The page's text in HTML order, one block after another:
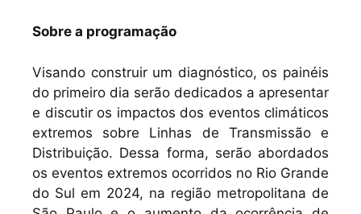
Sobre a programação
Visando construir um diagnóstico, os painéis
do primeiro dia serão dedicados a apresentar
e discutir os impactos dos eventos climáticos
extremos sobre Linhas de Transmissão e
Distribuição. Dessa forma, serão abordados
os eventos extremos ocorridos no Rio Grande
do Sul em 2024, na região metropolitana de